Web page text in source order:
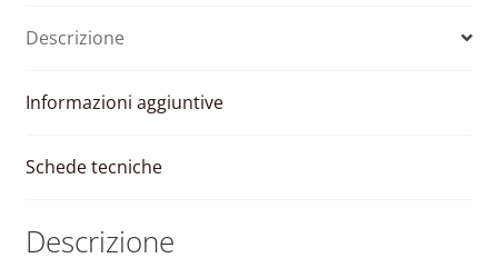
400V
PRIMARI)
Descrizione
Informazioni aggiuntive
Schede tecniche
Descrizione